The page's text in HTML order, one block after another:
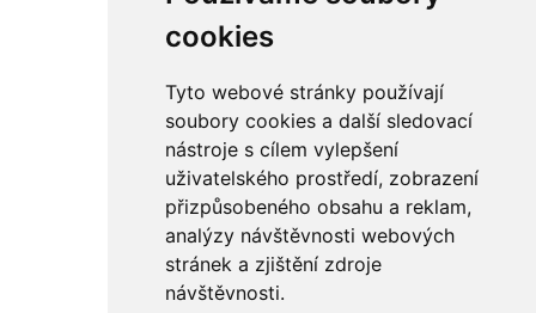
cookies
Tyto webové stránky používají
soubory cookies a další sledovací
nástroje s cílem vylepšení
uživatelského prostředí, zobrazení
přizpůsobeného obsahu a reklam,
analýzy návštěvnosti webových
stránek a zjištění zdroje
návštěvnosti.
řetězy
ostatní části
sekundární
sání
sedla
spojovací materiál
matice
podložky
pojistné kroužky
šrouby
výbava
výfuky a kolena